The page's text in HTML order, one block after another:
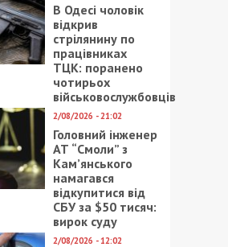
В Одесі чоловік
відкрив
стрілянину по
працівниках
ТЦК: поранено
чотирьох
військовослужбовців
2/08/2026 - 21:02
Головний інженер
АТ “Смоли” з
Кам’янського
намагався
відкупитися від
СБУ за $50 тисяч:
вирок суду
2/08/2026 - 12:02